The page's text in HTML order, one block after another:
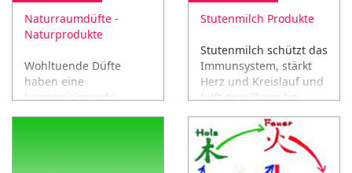
Naturraumdüfte -
Naturprodukte
Wohltuende Düfte
haben eine
harmonisierende,
anregende oder
Stutenmilch Produkte
Stutenmilch schützt das
Immunsystem, stärkt
Herz und Kreislauf und
hilft dem Darm bei
seiner Arbeit!